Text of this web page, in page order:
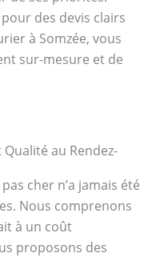
des devis clairs
à Somzée, vous
sur-mesure et de
au Rendez-
cher n’a jamais été
Nous comprenons
à un coût
proposons des